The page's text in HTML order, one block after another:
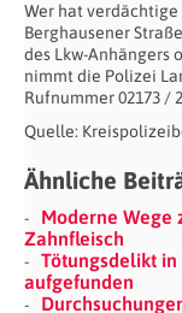
Wer hat
Berghausener
des Lkw-Anhängers
nimmt die Polizei
Rufnummer 02173 /
Quelle:
Ähnliche
Moderne Wege
Zahnfleisch
Tötungsdelikt
aufgefunden